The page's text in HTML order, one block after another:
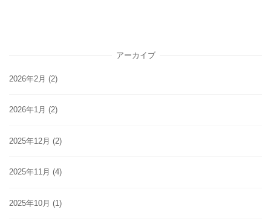
アーカイブ
2026年2月 (2)
2026年1月 (2)
2025年12月 (2)
2025年11月 (4)
2025年10月 (1)